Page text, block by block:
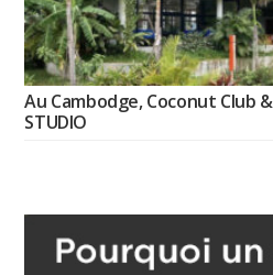
Au Cambodge, Coconut Club
STUDIO